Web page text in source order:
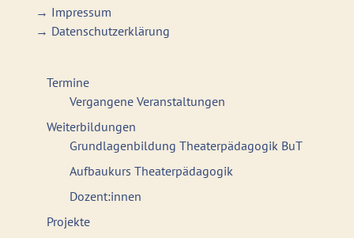
→ Impressum
→ Datenschutzerklärung
Termine
Vergangene Veranstaltungen
Weiterbildungen
Grundlagenbildung Theaterpädagogik BuT
Aufbaukurs Theaterpädagogik
Dozent:innen
Projekte